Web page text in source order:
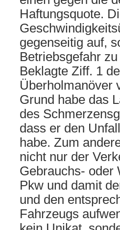
Haftungsquote.
gegenseitig auf,
Betriebsgefahr
Beklagte Ziff. 1
Überholmanöver
Grund habe das
des
dass er den
habe. Zum
nicht nur der
Gebrauchs- oder
Pkw und damit
und den
Fahrzeugs